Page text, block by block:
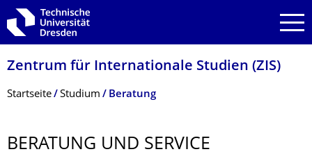
Zur Hauptnavigation springen
Zur Suche springen
Zum Inhalt springen
Zentrum für Internationale Studien (ZIS)
Breadcrumb-Menü
Startseite Studium Beratung
BERATUNG UND SERVICE